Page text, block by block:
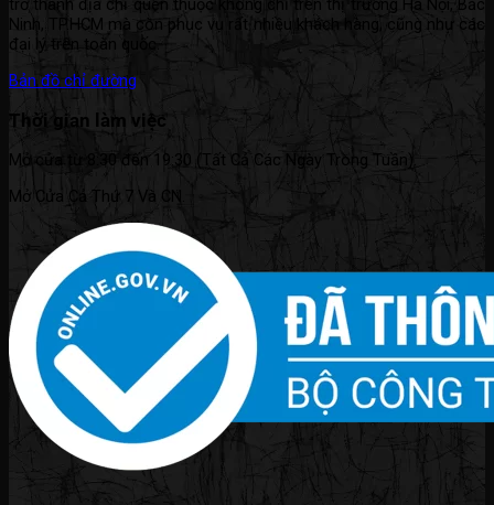
trở thành địa chỉ quen thuộc không chỉ trên thị trường Hà Nội, Bắc
Ninh, TP.HCM mà còn phục vụ rất nhiều khách hàng, cũng như các
đại lý trên toàn quốc.
Bản đồ chỉ đường
Thời gian làm việc
Mở cửa từ 8:30 đến 19:30 (Tất Cả Các Ngày Trong Tuần).
Mở Cửa Cả Thứ 7 Và CN.